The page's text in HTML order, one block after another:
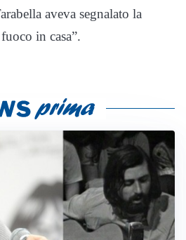
aveva segnalato la
in casa”.